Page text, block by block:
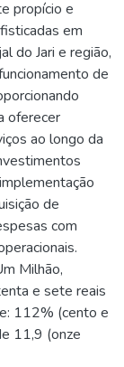
propício e
em
do Jari e região,
de
oferecer
ao longo da
de
com
Milhão,
e sete reais
112% (cento e
11,9 (onze